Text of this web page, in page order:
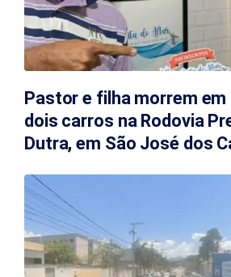
Pastor e filha morrem
dois carros na Rodovia
Dutra, em São José dos